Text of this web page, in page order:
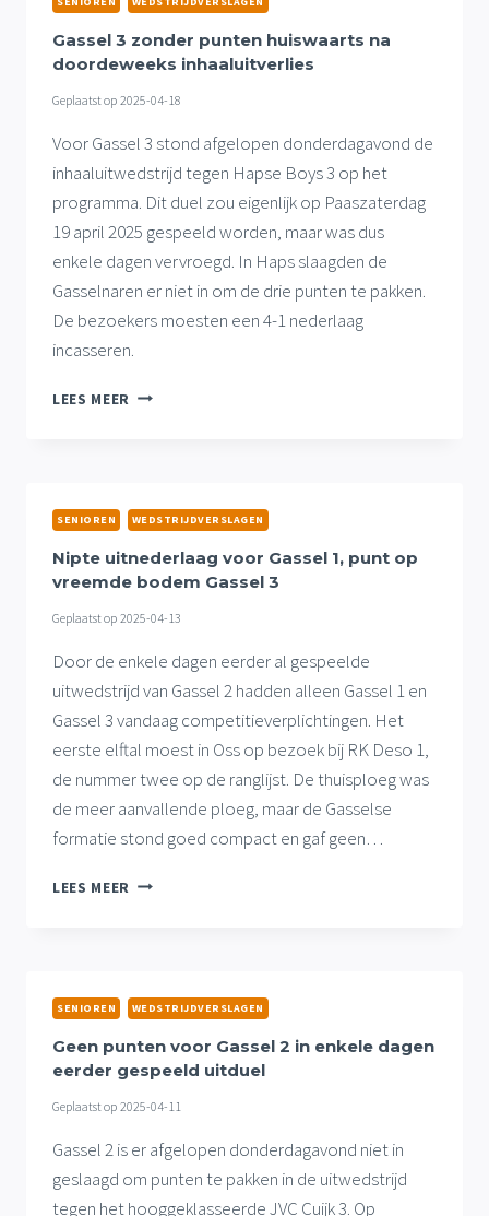
INHAALTHUISDUEL
TEGEN
EERSTE
VCA
Gassel 3 zonder punten huiswaarts na
doordeweeks inhaaluitverlies
Geplaatst op 2025-04-18
Voor Gassel 3 stond afgelopen donderdagavond de
inhaaluitwedstrijd tegen Hapse Boys 3 op het
programma. Dit duel zou eigenlijk op Paaszaterdag
19 april 2025 gespeeld worden, maar was dus
enkele dagen vervroegd. In Haps slaagden de
Gasselnaren er niet in om de drie punten te pakken.
De bezoekers moesten een 4-1 nederlaag
incasseren.
LEES MEER GASSEL
NA
DOORDEWEEKS
INHAALUITVERLIES
SENIOREN WEDSTRIJDVERSLAGEN
Nipte uitnederlaag voor Gassel 1, punt op
vreemde bodem Gassel 3
Geplaatst op 2025-04-13
Door de enkele dagen eerder al gespeelde
uitwedstrijd van Gassel 2 hadden alleen Gassel 1 en
Gassel 3 vandaag competitieverplichtingen. Het
eerste elftal moest in Oss op bezoek bij RK Deso 1,
de nummer twee op de ranglijst. De thuisploeg was
de meer aanvallende ploeg, maar de Gasselse
formatie stond goed compact en gaf geen…
LEES MEER NIPTE
PUNT
OP
VREEMDE
BODEM
3
SENIOREN WEDSTRIJDVERSLAGEN
Geen punten voor Gassel 2 in enkele dagen
eerder gespeeld uitduel
Geplaatst op 2025-04-11
Gassel 2 is er afgelopen donderdagavond niet in
geslaagd om punten te pakken in de uitwedstrijd
tegen het hooggeklasseerde JVC Cuijk 3. Op